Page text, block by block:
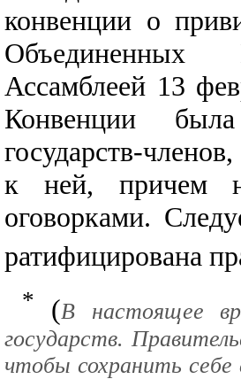
конвенции о
Объединенных
Ассамблеей 13
Конвенции
государств-
к ней, причем
оговорками.
ратифицирована
* (В настоящее
государств.
чтобы сохранить